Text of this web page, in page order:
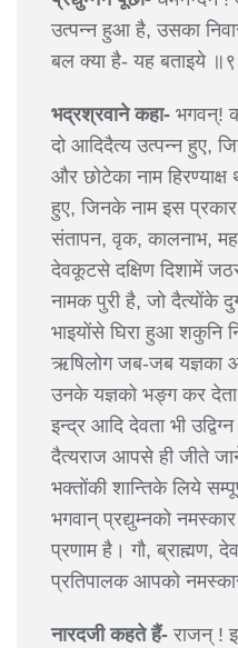
उत्पन्न हुआ है, उसका
बल क्या है- यह बताइये
भद्रश्रवाने कहा- भगवन्!
दो आदिदैत्य उत्पन्न हुए,
और छोटेका नाम हिरण्याक्ष
हुए, जिनके नाम इस
संतापन, वृक, कालनाभ,
देवकूटसे दक्षिण दिशामें
नामक पुरी है, जो दैत्योंके
भाइयोंसे घिरा हुआ शकुनि
ऋषिलोग जब-जब यज्ञका
उनके यज्ञको भङ्ग कर
इन्द्र आदि देवता भी
दैत्यराज आपसे ही जीते
भक्तोंकी शान्तिके लिये
भगवान् प्रद्युम्नको
प्रणाम है। गौ, ब्राह्मण,
प्रतिपालक आपको
नारदजी कहते हैं- राजन् !